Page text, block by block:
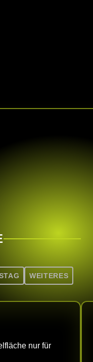
WEITERES
nur für